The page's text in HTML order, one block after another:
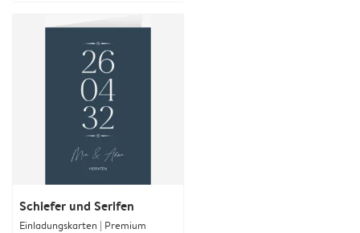
Schiefer und Serifen
Einladungskarten | Premium